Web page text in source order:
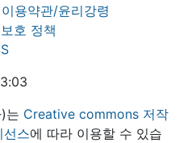
이용약관/윤리강령
호 정책
는 Creative commons 저작
스에 따라 이용할 수 있습